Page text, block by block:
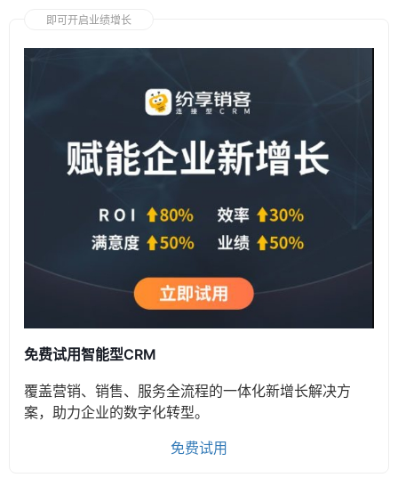
即可开启业绩增长
免费试用智能型CRM
覆盖营销、销售、服务全流程的一体化新增长解决方
案，助力企业的数字化转型。
免费试用